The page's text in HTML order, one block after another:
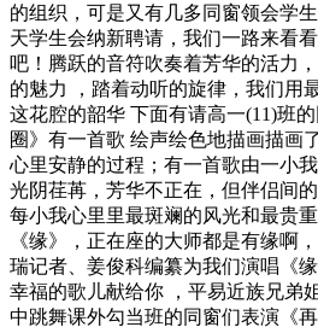
的组织，可是又有几多同窗领会学
天学生会纳新聘请，我们一路来看
吧！腾跃的音符吹奏着芳华的活力
的魅力 ，踏着动听的旋律，我们用
这花腔的韶华 下面有请高一(11)班
圈》有一首歌 绘声绘色地描画描画
心里安静的过程；有一首歌由一小
光阴荏苒，芳华不正在，但伴侣间
每小我心里里最斑斓的风光和最贵
《缘》，正在座的大师都是有缘啊
瑞记者、姜俊科编纂为我们演唱《
幸福的歌儿献给你 ，平易近族兄弟
中跳舞课外勾当班的同窗们表演《